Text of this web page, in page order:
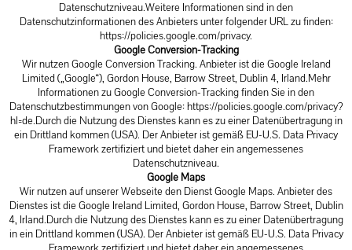
Datenschutzniveau.Weitere Informationen sind in den
Datenschutzinformationen des Anbieters unter folgender URL zu finden:
https://policies.google.com/privacy.
Google Conversion-Tracking
Wir nutzen Google Conversion Tracking. Anbieter ist die Google Ireland
Limited („Google“), Gordon House, Barrow Street, Dublin 4, Irland.Mehr
Informationen zu Google Conversion-Tracking finden Sie in den
Datenschutzbestimmungen von Google:https://policies.google.com/privacy?
hl=de.Durchdie Nutzung des Dienstes kann es zu einer Datenübertragung in
ein Drittland kommen (USA). Der Anbieter ist gemäß EU-U.S. Data Privacy
Framework zertifiziert und bietet daher ein angemessenes
Datenschutzniveau.
Google Maps
Wir nutzen auf unserer Webseite den Dienst Google Maps. Anbieter des
Dienstes ist die Google Ireland Limited, Gordon House, Barrow Street, Dublin
4, Irland.Durch die Nutzung des Dienstes kann es zu einer Datenübertragung
in ein Drittland kommen (USA). Der Anbieter ist gemäß EU-U.S. Data Privacy